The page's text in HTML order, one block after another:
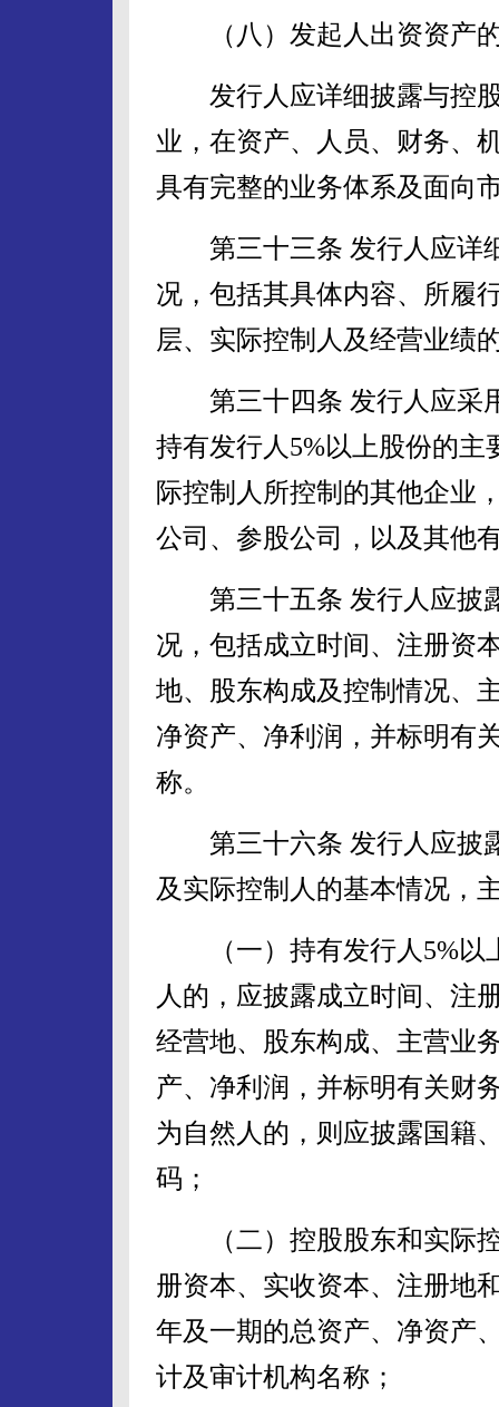
（八）发起人出资资产的
发行人应详细披露与控股
业，在资产、人员、财务、
具有完整的业务体系及面向
第三十三条 发行人应详
况，包括其具体内容、所履
层、实际控制人及经营业绩
第三十四条 发行人应采
持有发行人5%以上股份的
际控制人所控制的其他企业
公司、参股公司，以及其他
第三十五条 发行人应披
况，包括成立时间、注册资
地、股东构成及控制情况、
净资产、净利润，并标明有
称。
第三十六条 发行人应披
及实际控制人的基本情况，
（一）持有发行人5%以
人的，应披露成立时间、注
经营地、股东构成、主营业
产、净利润，并标明有关财
为自然人的，则应披露国籍
码；
（二）控股股东和实际控
册资本、实收资本、注册地
年及一期的总资产、净资产
计及审计机构名称；